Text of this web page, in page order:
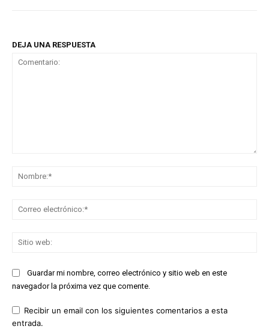
DEJA UNA RESPUESTA
Guardar mi nombre, correo electrónico y sitio web en este
navegador la próxima vez que comente.
Recibir un email con los siguientes comentarios a esta
entrada.